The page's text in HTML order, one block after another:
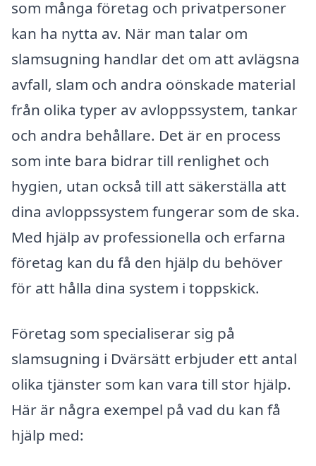
som många företag och privatpersoner
kan ha nytta av. När man talar om
slamsugning handlar det om att avlägsna
avfall, slam och andra oönskade material
från olika typer av avloppssystem, tankar
och andra behållare. Det är en process
som inte bara bidrar till renlighet och
hygien, utan också till att säkerställa att
dina avloppssystem fungerar som de ska.
Med hjälp av professionella och erfarna
företag kan du få den hjälp du behöver
för att hålla dina system i toppskick.
Företag som specialiserar sig på
slamsugning i Dvärsätt erbjuder ett antal
olika tjänster som kan vara till stor hjälp.
Här är några exempel på vad du kan få
hjälp med: